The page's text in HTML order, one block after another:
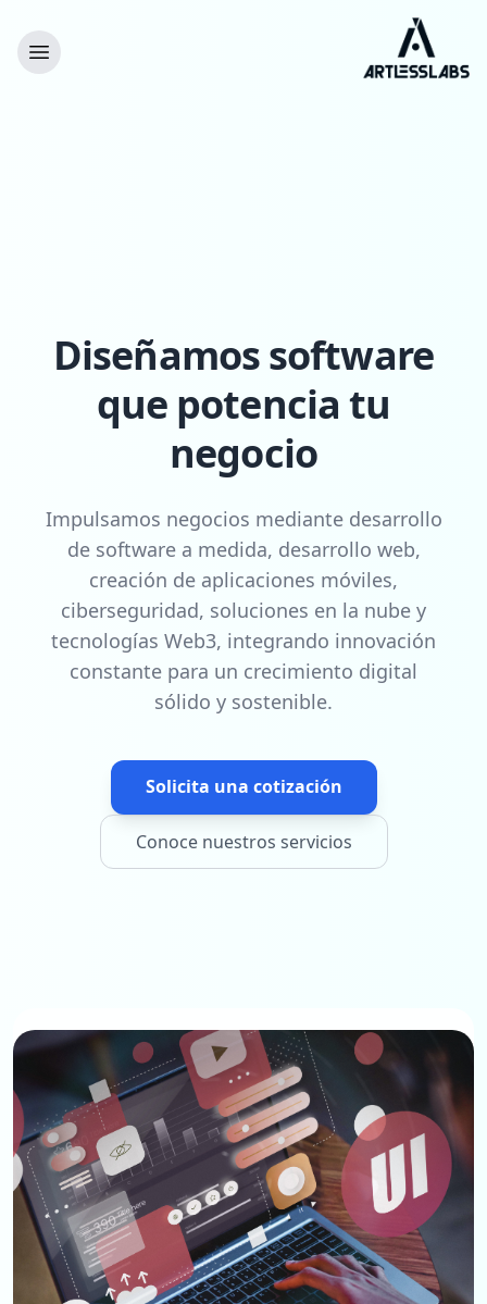
Diseñamos software
que potencia tu
negocio
Impulsamos negocios mediante desarrollo
de software a medida, desarrollo web,
creación de aplicaciones móviles,
ciberseguridad, soluciones en la nube y
tecnologías Web3, integrando innovación
constante para un crecimiento digital
sólido y sostenible.
Solicita una cotización
Conoce nuestros servicios